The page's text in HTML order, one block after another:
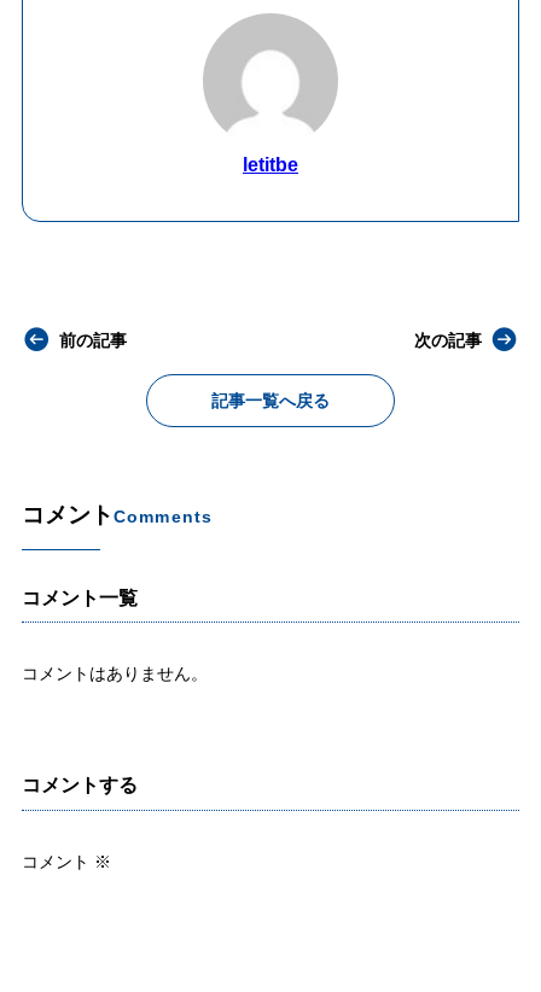
letitbe
前の記事
記事一覧へ戻る
次の記事
コメントComments
コメント一覧
コメントはありません。
コメントする
コメント ※